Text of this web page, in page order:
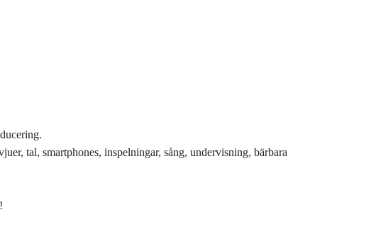
tal, smartphones, inspelningar, sång, undervisning, bärbara